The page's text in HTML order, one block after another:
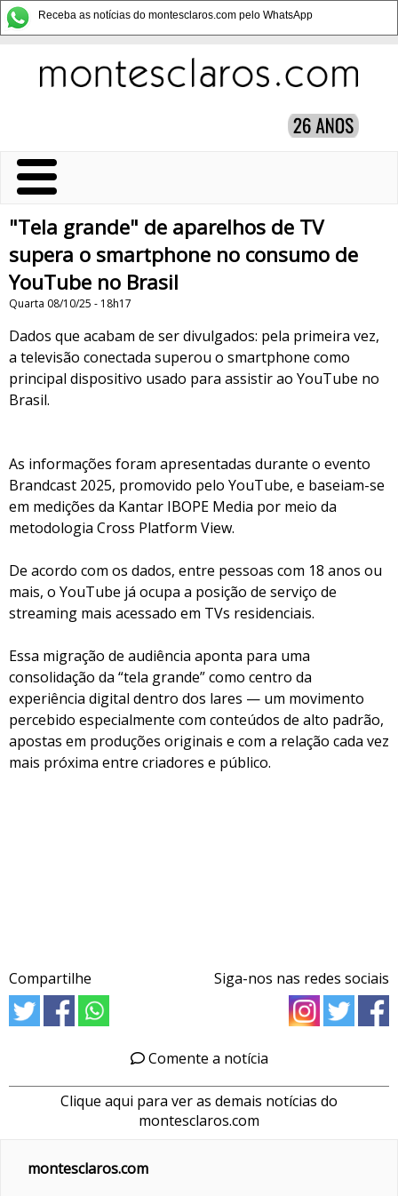
Receba as notícias do montesclaros.com pelo WhatsApp
"Tela grande" de aparelhos de TV
supera o smartphone no consumo de
YouTube no Brasil
Quarta 08/10/25 - 18h17
Dados que acabam de ser divulgados: pela primeira vez,
a televisão conectada superou o smartphone como
principal dispositivo usado para assistir ao YouTube no
Brasil.
As informações foram apresentadas durante o evento
Brandcast 2025, promovido pelo YouTube, e baseiam-se
em medições da Kantar IBOPE Media por meio da
metodologia Cross Platform View.
De acordo com os dados, entre pessoas com 18 anos ou
mais, o YouTube já ocupa a posição de serviço de
streaming mais acessado em TVs residenciais.
Essa migração de audiência aponta para uma
consolidação da “tela grande” como centro da
experiência digital dentro dos lares — um movimento
percebido especialmente com conteúdos de alto padrão,
apostas em produções originais e com a relação cada vez
mais próxima entre criadores e público.
Compartilhe Siga-nos nas redes sociais
Comente a notícia
Clique aqui para ver as demais notícias do
montesclaros.com
montesclaros.com